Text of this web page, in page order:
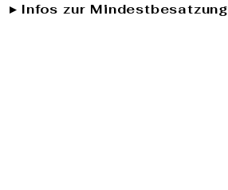
▸ Infos zur Mindestbesatzung